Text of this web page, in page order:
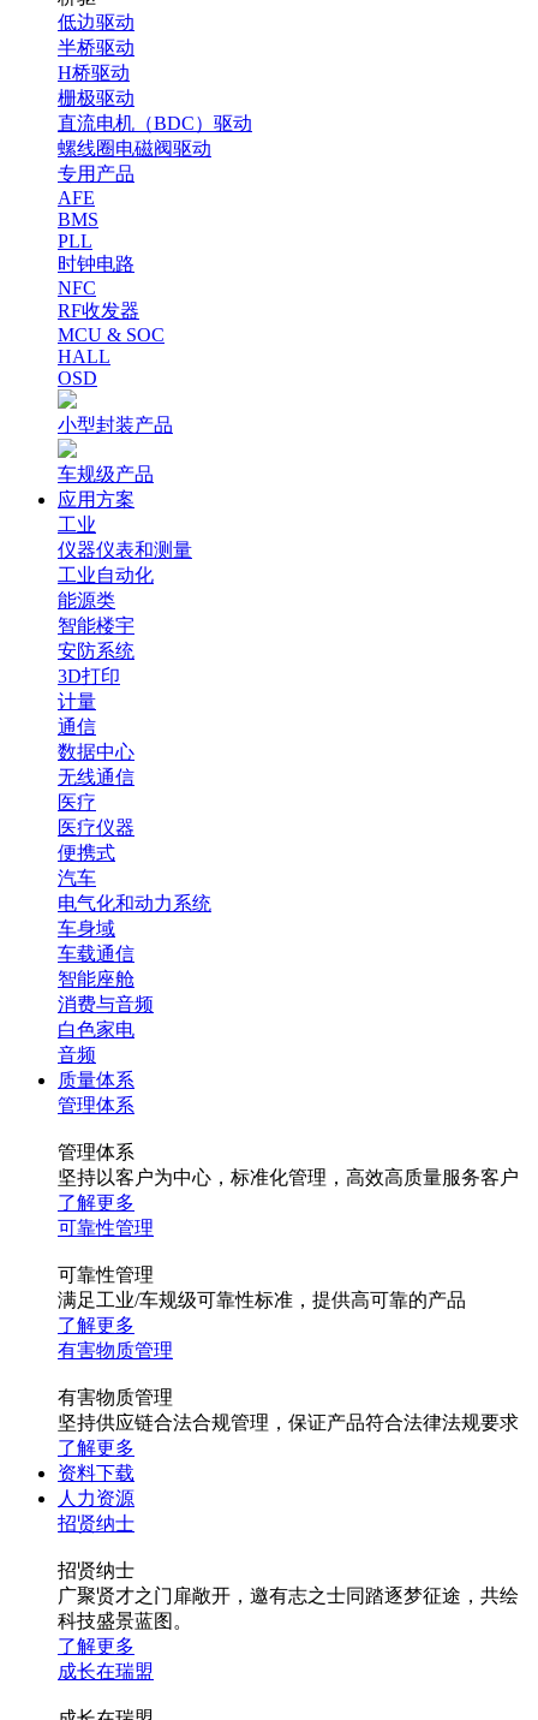
低边驱动
半桥驱动
H桥驱动
栅极驱动
直流电机（BDC）驱动
螺线圈电磁阀驱动
专用产品
AFE
BMS
PLL
时钟电路
NFC
RF收发器
MCU & SOC
HALL
OSD
小型封装产品
车规级产品
应用方案
工业
仪器仪表和测量
工业自动化
能源类
智能楼宇
安防系统
3D打印
计量
通信
数据中心
无线通信
医疗
医疗仪器
便携式
汽车
电气化和动力系统
车身域
车载通信
智能座舱
消费与音频
白色家电
音频
质量体系
管理体系
管理体系
坚持以客户为中心，标准化管理，高效高质量服务客户
了解更多
可靠性管理
可靠性管理
满足工业/车规级可靠性标准，提供高可靠的产品
了解更多
有害物质管理
有害物质管理
坚持供应链合法合规管理，保证产品符合法律法规要求
了解更多
资料下载
人力资源
招贤纳士
招贤纳士
广聚贤才之门扉敞开，邀有志之士同踏逐梦征途，共绘
科技盛景蓝图。
了解更多
成长在瑞盟